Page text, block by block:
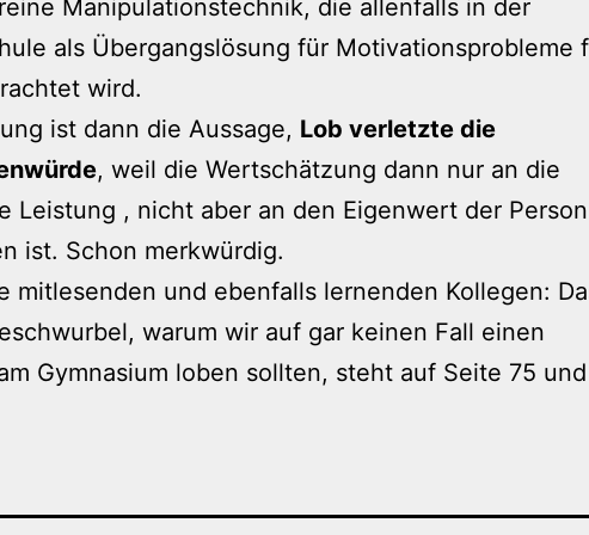
Manipulationstechnik, die allenfalls in der
als Übergangslösung für Motivationsprobleme
wird.
ist dann die Aussage, Lob verletzte die
, weil die Wertschätzung dann nur an die
Leistung , nicht aber an den Eigenwert der Person
ist. Schon merkwürdig.
mitlesenden und ebenfalls lernenden Kollegen:
warum wir auf gar keinen Fall einen
Gymnasium loben sollten, steht auf Seite 75 und